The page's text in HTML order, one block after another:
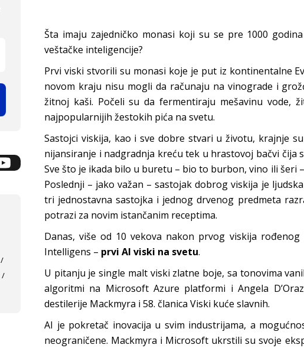
Šta imaju zajedničko monasi koji su se pre 1000
veštačke inteligencije?
Prvi viski stvorili su monasi koje je put iz kontinentalne
novom kraju nisu mogli da računaju na vinograde i
žitnoj kaši. Počeli su da fermentiraju mešavinu vode,
najpopularnijih žestokih pića na svetu.
Sastojci viskija, kao i sve dobre stvari u životu, krajnje
nijansiranje i nadgradnja kreću tek u hrastovoj bačvi čija
Sve što je ikada bilo u buretu – bio to burbon, vino ili šeri
Poslednji – jako važan – sastojak dobrog viskija je
tri jednostavna sastojka i jednog drvenog predmeta
potrazi za novim istančanim receptima.
Danas, više od 10 vekova nakon prvog viskija
Intelligens – prvi AI viski na svetu.
U pitanju je single malt viski zlatne boje, sa tonovima
algoritmi na Microsoft Azure platformi i Angela
destilerije Mackmyra i 58. članica Viski kuće slavnih.
AI je pokretač inovacija u svim industrijama, a
neograničene. Mackmyra i Microsoft ukrstili su svoje